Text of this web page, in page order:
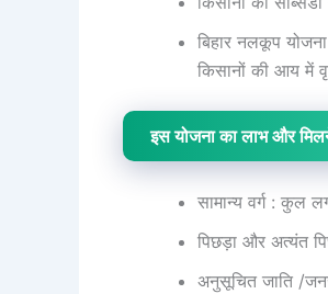
बिहार नलकूप
किसानों की आय में
इस योजना का लाभ और
सामान्य वर्ग : कुल
पिछड़ा और अत्यंत
अनुसूचित जाति /